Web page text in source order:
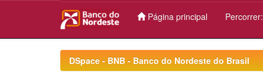
Página principal Percorrer:
DSpace - BNB - Banco do Nordeste do Brasil